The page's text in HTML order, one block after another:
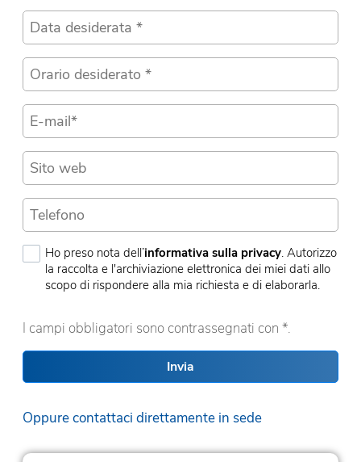
Ho preso nota dell’informativa sulla privacy. Autorizzo
la raccolta e l'archiviazione elettronica dei miei dati allo
scopo di rispondere alla mia richiesta e di elaborarla.
I campi obbligatori sono contrassegnati con *.
Invia
Oppure contattaci direttamente in sede